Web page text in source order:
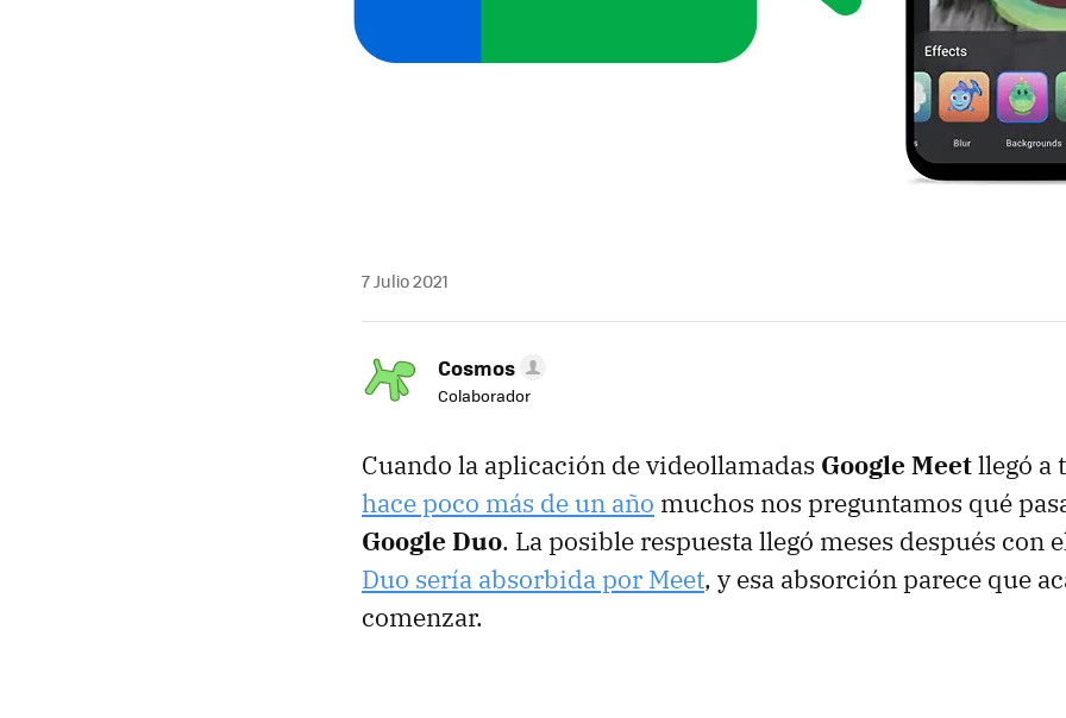
7 Julio 2021
Cosmos
Colaborador
Cuando la aplicación de videollamadas Google Meetllegó a
hace poco más de un año muchos nos preguntamos qué
Google Duo. La posible respuesta llegó meses después con
Duo sería absorbida por Meet, y esa absorción parece que
comenzar.